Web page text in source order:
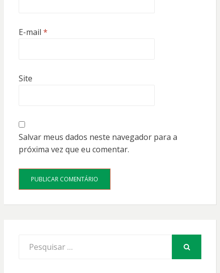
E-mail *
Site
Salvar meus dados neste navegador para a
próxima vez que eu comentar.
por: